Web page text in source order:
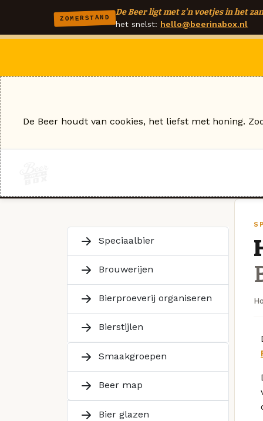
ZOMERSTAND
De Beer ligt met z'n voetjes in het
het snelst: hello@beerinabox.nl
Speciaalbier
Brouwerijen
Bierproeverij organiseren
Bierstijlen
Smaakgroepen
Beer map
Bier glazen
De Beer houdt van cookies, het liefst met honing.